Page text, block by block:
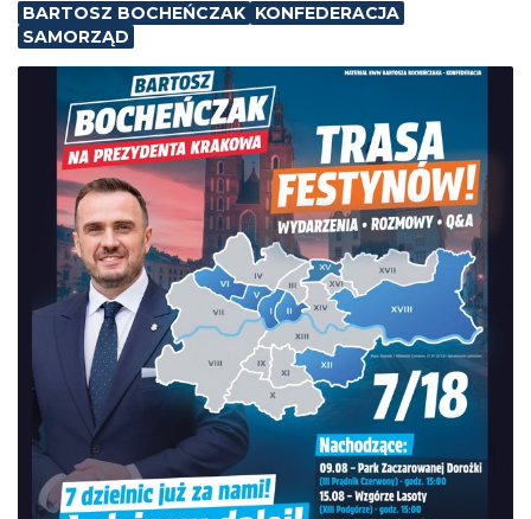
BARTOSZ BOCHEŃCZAK KONFEDERACJA
SAMORZĄD